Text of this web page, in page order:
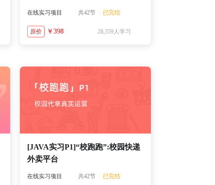
在线实习项目 共42节 已完结
原价 ￥398 28,359人学习
[JAVA实习P1]“校跑跑”:校园快递
外卖平台
在线实习项目 共42节 已完结